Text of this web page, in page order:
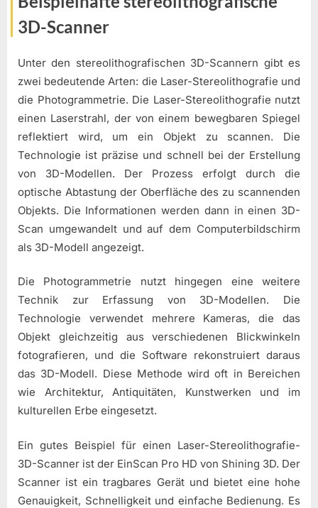
3D-Scanner
Unter den stereolithografischen 3D-Scannern gibt es
zwei bedeutende Arten: die Laser-Stereolithografie und
die Photogrammetrie. Die Laser-Stereolithografie nutzt
einen Laserstrahl, der von einem bewegbaren Spiegel
reflektiert wird, um ein Objekt zu scannen. Die
Technologie ist präzise und schnell bei der Erstellung
von 3D-Modellen. Der Prozess erfolgt durch die
optische Abtastung der Oberfläche des zu scannenden
Objekts. Die Informationen werden dann in einen 3D-
Scan umgewandelt und auf dem Computerbildschirm
als 3D-Modell angezeigt.
Die Photogrammetrie nutzt hingegen eine weitere
Technik zur Erfassung von 3D-Modellen. Die
Technologie verwendet mehrere Kameras, die das
Objekt gleichzeitig aus verschiedenen Blickwinkeln
fotografieren, und die Software rekonstruiert daraus
das 3D-Modell. Diese Methode wird oft in Bereichen
wie Architektur, Antiquitäten, Kunstwerken und im
kulturellen Erbe eingesetzt.
Ein gutes Beispiel für einen Laser-Stereolithografie-
3D-Scanner ist der EinScan Pro HD von Shining 3D. Der
Scanner ist ein tragbares Gerät und bietet eine hohe
Genauigkeit, Schnelligkeit und einfache Bedienung. Es